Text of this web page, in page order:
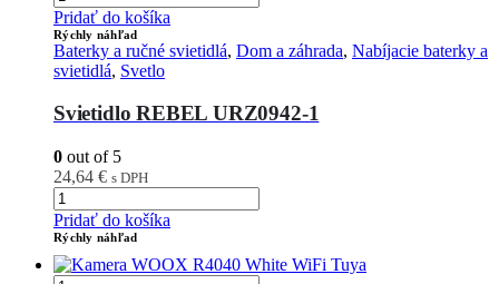
Pridať do košíka
Rýchly náhľad
Baterky a ručné svietidlá, Dom a záhrada, Nabíjacie baterky a
svietidlá, Svetlo
Svietidlo REBEL URZ0942-1
0 out of 5
24,64 € s DPH
Pridať do košíka
Rýchly náhľad